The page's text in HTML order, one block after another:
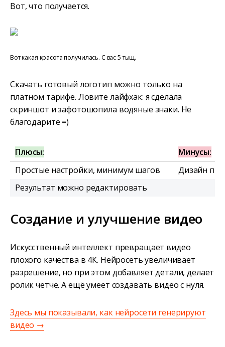
Вот, что получается.
Вот какая красота получилась. С вас 5 тыщ.
Скачать готовый логотип можно только на
платном тарифе. Ловите лайфхак: я сделала
скриншот и зафотошопила водяные знаки. Не
благодарите =)
Плюсы:
Минусы:
Простые настройки, минимум шагов
Дизайн
Результат можно редактировать
Создание и улучшение видео
Искусственный интеллект превращает видео
плохого качества в 4К. Нейросеть увеличивает
разрешение, но при этом добавляет детали, делает
ролик четче. А ещё умеет создавать видео с нуля.
Здесь мы показывали, как нейросети генерируют
видео →